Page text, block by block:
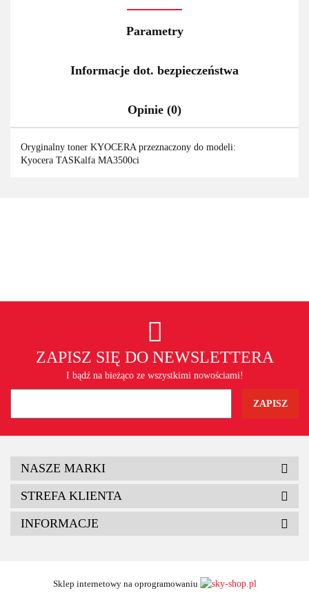
Parametry
Informacje dot. bezpieczeństwa
Opinie (0)
Oryginalny toner KYOCERA przeznaczony do modeli:
Kyocera TASKalfa MA3500ci
ZAPISZ SIĘ DO NEWSLETTERA
I bądź na bieżąco ze wszystkimi nowościami!
NASZE MARKI
STREFA KLIENTA
INFORMACJE
Sklep internetowy na oprogramowaniu